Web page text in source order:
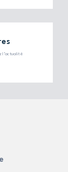
l’actualité